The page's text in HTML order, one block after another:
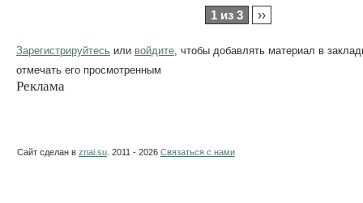
1 из 3 ››
Зарегистрируйтесь или войдите , чтобы добавлять материал в
отмечать его просмотренным
Реклама
Сайт сделан в znai.su . 2011 - 2026 Связаться с нами